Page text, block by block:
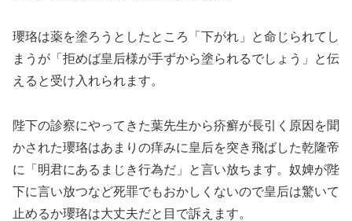
瓔珞は薬を塗ろうとしたところ「下がれ」と命じられてし
まうが「拒めば皇后様が手ずから塗られるでしょう」と伝
えると受け入れられます。
陛下の診察にやってきた葉先生から疥癬が長引く原因を聞
かされた瓔珞はあまりの痒みに皇后を突き飛ばした乾隆帝
に「明君にあるまじき行為だ」と言い放ちます。奴婢が陛
下に言い放つなど死罪でもおかしくないので皇后は驚いて
止めるか瓔珞は大丈夫だと目で訴えます。